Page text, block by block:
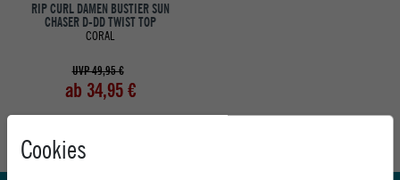
RIP CURL DAMEN BUSTIER SUN
CHASER D-DD TWIST TOP
CORAL
UVP 49,95 €
ab 34,95 €
Cookies